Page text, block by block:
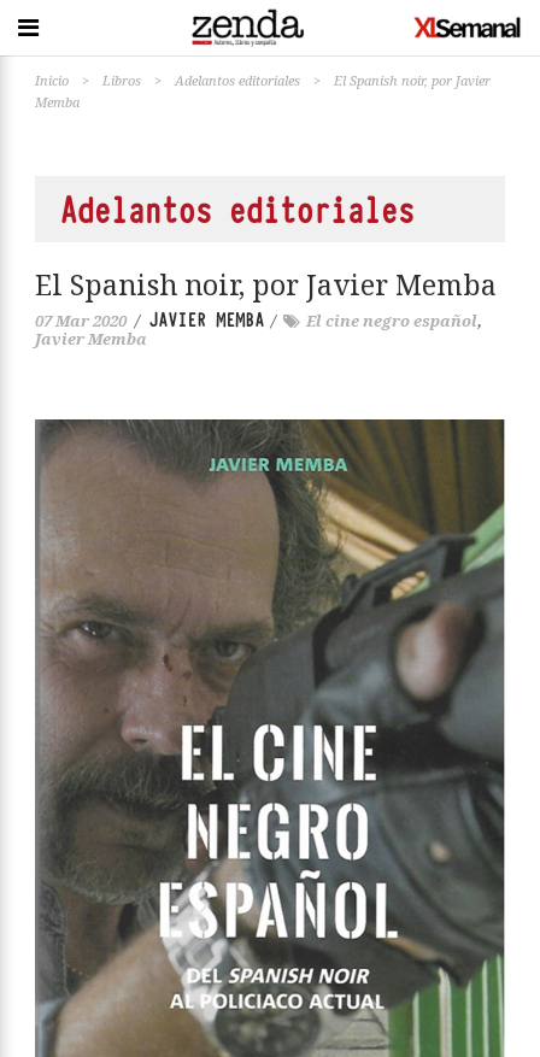
Inicio > Libros > Adelantos editoriales >
El Spanish noir, por Javier
Memba
Adelantos editoriales
El Spanish noir, por Javier Memba
07 Mar 2020 / JAVIER MEMBA / El cine negro español,
Javier Memba